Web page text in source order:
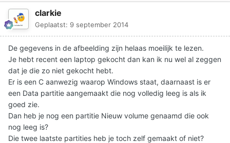
clarkie
Geplaatst: 9 september 2014
De gegevens in de afbeelding zijn helaas moeilijk te lezen.
Je hebt recent een laptop gekocht dan kan ik nu wel al zeggen
dat je die zo niet gekocht hebt.
Er is een C aanwezig waarop Windows staat, daarnaast is er
een Data partitie aangemaakt die nog volledig leeg is als ik
goed zie.
Dan heb je nog een partitie Nieuw volume genaamd die ook
nog leeg is?
Die twee laatste partities heb je toch zelf gemaakt of niet?